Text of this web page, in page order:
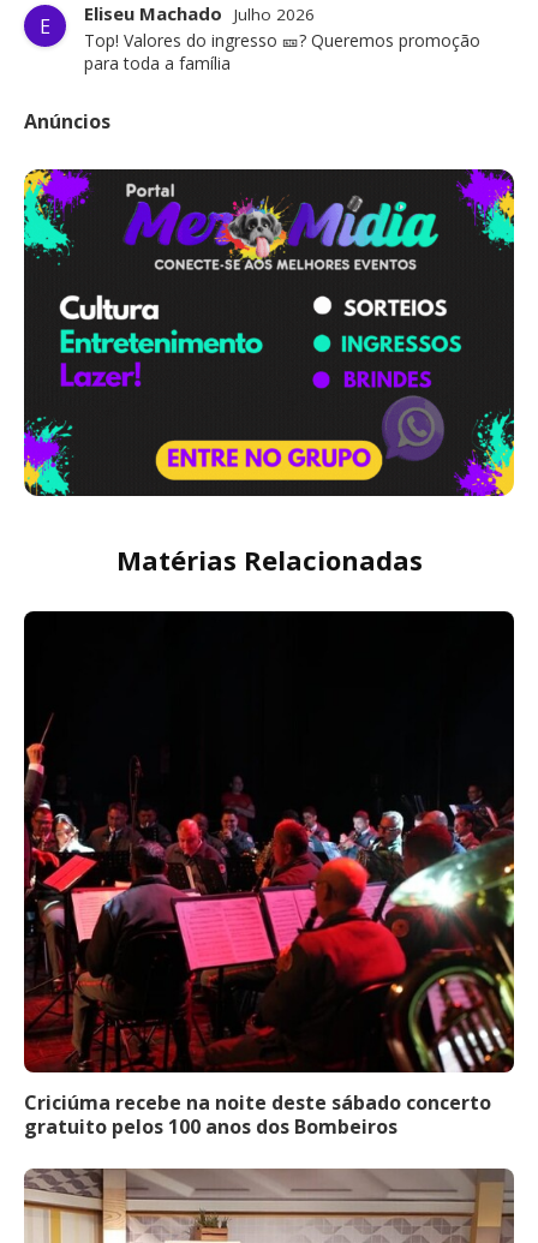
E Eliseu Machado Julho 2026
Top! Valores do ingresso 🎫? Queremos promoção
para toda a família
Anúncios
Matérias Relacionadas
Criciúma recebe na noite deste sábado concerto
gratuito pelos 100 anos dos Bombeiros